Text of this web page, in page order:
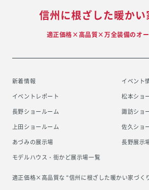
信州に根ざした暖かい
適正価格×高品質×万全装備のオ
新着情報
イベント
イベントレポート
松本ショ
長野ショールーム
諏訪ショ
上田ショールーム
佐久ショ
あづみの展示場
長野展示
モデルハウス・街かど展示場一覧
適正価格×高品質な “信州に根ざした暖かい家づく